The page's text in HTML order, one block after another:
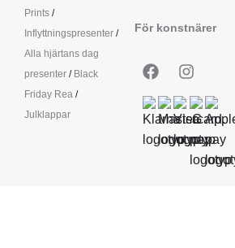
Prints /
Inflyttningspresenter /
Alla hjärtans dag
presenter / Black
Friday Rea /
Julklappar
För konstnärer